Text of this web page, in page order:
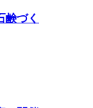
鹸づく